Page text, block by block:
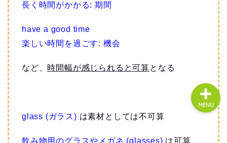
長く時間がかかる: 期間
have a good time
楽しい時間を過ごす: 機会
など、 時間幅が感じられると可算となる
glass (ガラス) は素材としては不可算
飲み物用のグラスやメガネ (glasses) は可算
MENU